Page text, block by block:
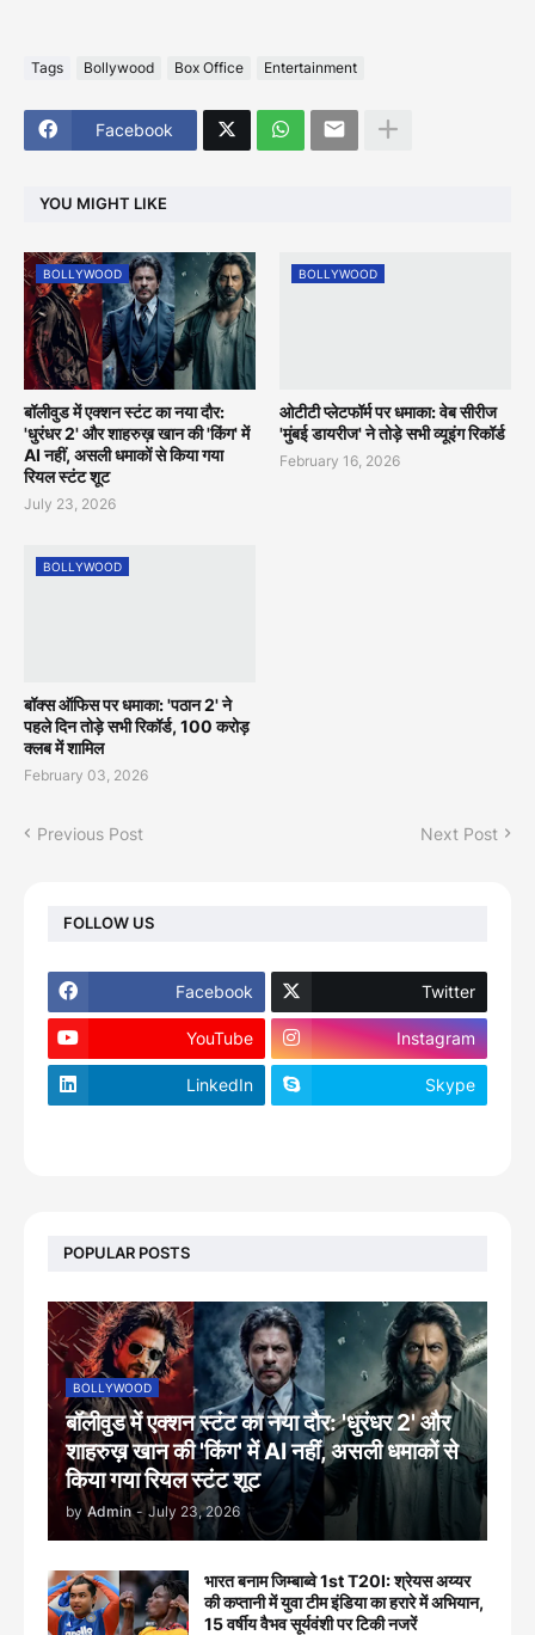
Tags Bollywood Box Office Entertainment
Facebook
YOU MIGHT LIKE
BOLLYWOOD
बॉलीवुड में एक्शन स्टंट का नया दौर:
'धुरंधर 2' और शाहरुख़ खान की 'किंग' में
AI नहीं, असली धमाकों से किया गया
रियल स्टंट शूट
July 23, 2026
BOLLYWOOD
ओटीटी प्लेटफॉर्म पर धमाका: वेब सीरीज
'मुंबई डायरीज' ने तोड़े सभी व्यूइंग रिकॉर्ड
February 16, 2026
BOLLYWOOD
बॉक्स ऑफिस पर धमाका: 'पठान 2' ने
पहले दिन तोड़े सभी रिकॉर्ड, 100 करोड़
क्लब में शामिल
February 03, 2026
Previous Post Next Post
FOLLOW US
Facebook Twitter
YouTube Instagram
LinkedIn Skype
POPULAR POSTS
BOLLYWOOD
बॉलीवुड में एक्शन स्टंट का नया दौर: 'धुरंधर 2' और
शाहरुख़ खान की 'किंग' में AI नहीं, असली धमाकों से
किया गया रियल स्टंट शूट
by Admin - July 23, 2026
भारत बनाम जिम्बाब्वे 1st T20I: श्रेयस अय्यर
की कप्तानी में युवा टीम इंडिया का हरारे में अभियान,
15 वर्षीय वैभव सूर्यवंशी पर टिकी नजरें